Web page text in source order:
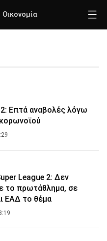
Οικονομία
2: Επτά αναβολές λόγω
League 2: Δεν
το πρωτάθλημα, σε
ΕΑΔ το θέμα